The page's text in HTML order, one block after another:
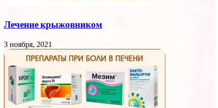
Лечение крыжовником
3 ноября, 2021